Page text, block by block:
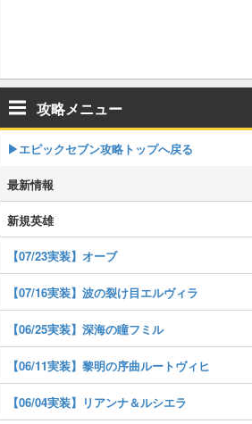
攻略メニュー
▶︎エピックセブン攻略トップへ戻る
最新情報
新規英雄
【07/23実装】オーブ
【07/16実装】波の裂け目エルヴィラ
【06/25実装】深海の瞳フミル
【06/11実装】黎明の序曲ルートヴィヒ
【06/04実装】リアンナ＆ルシエラ